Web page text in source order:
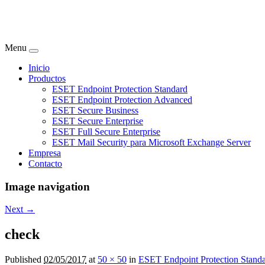
Menu
Inicio
Productos
ESET Endpoint Protection Standard
ESET Endpoint Protection Advanced
ESET Secure Business
ESET Secure Enterprise
ESET Full Secure Enterprise
ESET Mail Security para Microsoft Exchange Server
Empresa
Contacto
Image navigation
Next →
check
Published 02/05/2017 at 50 × 50 in ESET Endpoint Protection